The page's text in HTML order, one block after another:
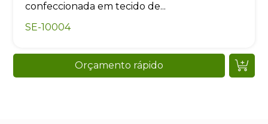
confeccionada em tecido de...
SE-10004
Orçamento rápido